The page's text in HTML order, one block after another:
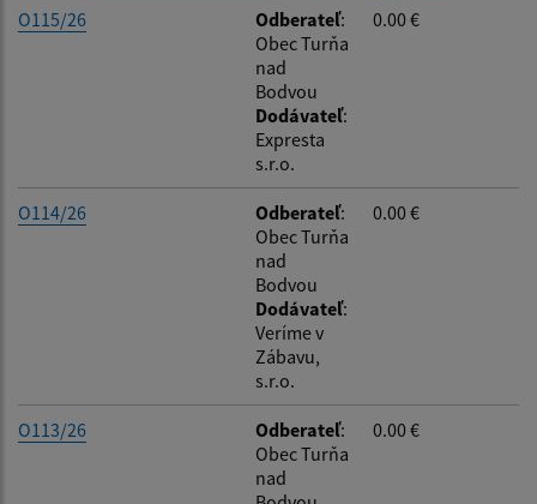
O115/26 Odberateľ:
Obec Turňa
nad
Bodvou
Dodávateľ:
Expresta
s.r.o.
0.00 €
O114/26 Odberateľ:
Obec Turňa
nad
Bodvou
Dodávateľ:
Veríme v
Zábavu,
s.r.o.
0.00 €
O113/26 Odberateľ:
Obec Turňa
nad
0.00 €